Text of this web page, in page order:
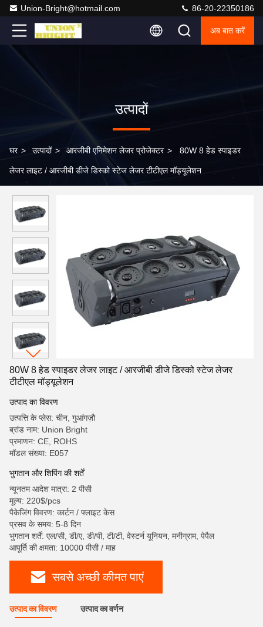
Union-Bright@hotmail.com 86-20-22350186
अब बात करें
उत्पादों
घर > उत्पादों > आरजीबी एनिमेशन लेजर प्रोजेक्टर > 80W 8 हेड स्पाइडर
लेजर लाइट / आरजीबी डीजे डिस्को स्टेज लेजर टीटीएल मॉड्यूलेशन
80W 8 हेड स्पाइडर लेजर लाइट / आरजीबी डीजे डिस्को स्टेज लेजर
टीटीएल मॉड्यूलेशन
उत्पाद का विवरण
उत्पत्ति के प्लेस: चीन, गुआंगज़ौ
ब्रांड नाम: Union Bright
प्रमाणन: CE, ROHS
मॉडल संख्या: E057
भुगतान और शिपिंग की शर्तें
न्यूनतम आदेश मात्रा: 2 पीसी
मूल्य: 220$/pcs
पैकेजिंग विवरण: कार्टन / फ्लाइट केस
प्रसव के समय: 5-8 दिन
भुगतान शर्तें: एल/सी, डी/ए, डी/पी, टी/टी, वेस्टर्न यूनियन, मनीग्राम, पेपैल
आपूर्ति की क्षमता: 10000 पीसी / माह
सबसे अच्छी कीमत पाएं
उत्पाद का विवरण उत्पाद का वर्णन